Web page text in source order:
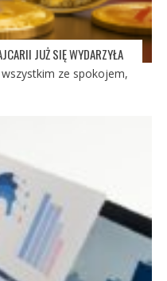
JUŻ SIĘ WYDARZYŁA
ze spokojem,